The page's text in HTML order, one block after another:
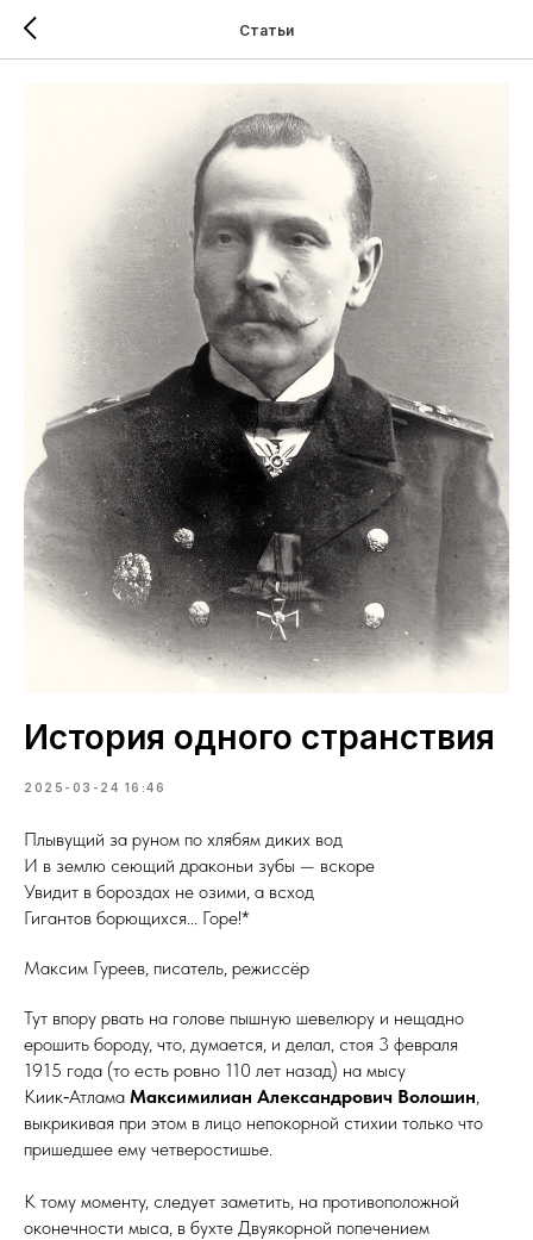
Статьи
История одного странствия
2025-03-24 16:46
Плывущий за руном по хлябям диких вод
И в землю сеющий драконьи зубы — вскоре
Увидит в бороздах не озими, а всход
Гигантов борющихся... Горе!*
Максим Гуреев, писатель, режиссёр
Тут впору рвать на голове пышную шевелюру и нещадно
ерошить бороду, что, думается, и делал, стоя 3 февраля
1915 го­да (то есть ровно 110 лет назад) на мысу
Киик‑Атлама Максимилиан Александрович Волошин,
выкрикивая при этом в лицо непокорной стихии только что
пришедшее ему четверостишье.
К тому моменту, следует заметить, на противоположной
оконечности мыса, в бухте Двуякорной попечением